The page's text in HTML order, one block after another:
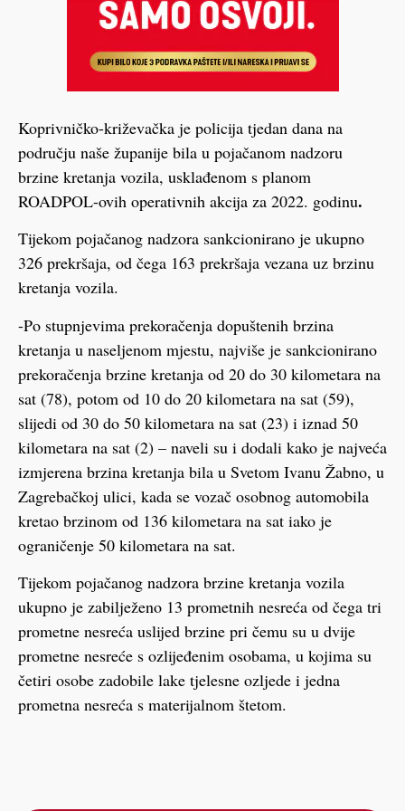
Koprivničko-križevačka je policija tjedan dana na
području naše županije bila u pojačanom nadzoru
brzine kretanja vozila, usklađenom s planom
ROADPOL-ovih operativnih akcija za 2022. godinu.
Tijekom pojačanog nadzora sankcionirano je ukupno
326 prekršaja, od čega 163 prekršaja vezana uz brzinu
kretanja vozila.
-Po stupnjevima prekoračenja dopuštenih brzina
kretanja u naseljenom mjestu, najviše je sankcionirano
prekoračenja brzine kretanja od 20 do 30 kilometara na
sat (78), potom od 10 do 20 kilometara na sat (59),
slijedi od 30 do 50 kilometara na sat (23) i iznad 50
kilometara na sat (2) – naveli su i dodali kako je najveća
izmjerena brzina kretanja bila u Svetom Ivanu Žabno, u
Zagrebačkoj ulici, kada se vozač osobnog automobila
kretao brzinom od 136 kilometara na sat iako je
ograničenje 50 kilometara na sat.
Tijekom pojačanog nadzora brzine kretanja vozila
ukupno je zabilježeno 13 prometnih nesreća od čega tri
prometne nesreća uslijed brzine pri čemu su u dvije
prometne nesreće s ozlijeđenim osobama, u kojima su
četiri osobe zadobile lake tjelesne ozljede i jedna
prometna nesreća s materijalnom štetom.